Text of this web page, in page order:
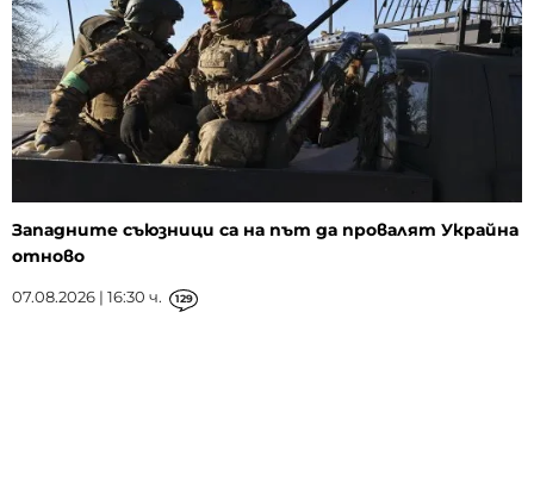
Западните съюзници са на път да провалят Украйна
отново
07.08.2026 | 16:30 ч. 129